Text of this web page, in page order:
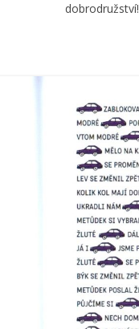
dobrodružství!